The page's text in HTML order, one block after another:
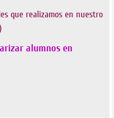
que realizamos en nuestro
alumnos en